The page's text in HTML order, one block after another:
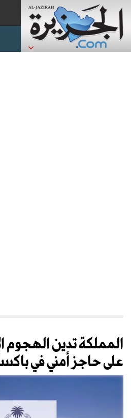
المملكة تدين الهجوم
على حاجز أمني في